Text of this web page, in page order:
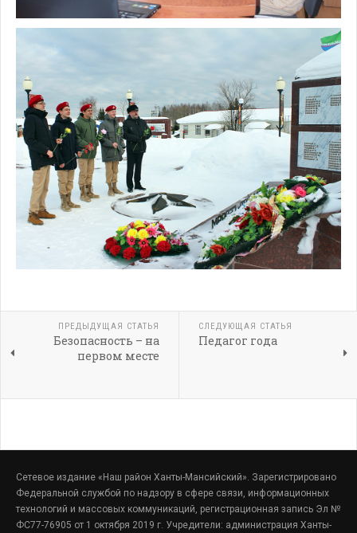
ПРЕДЫДУЩАЯ СТАТЬЯ
Безопасность – на
первом месте
СЛЕДУЮЩАЯ СТАТЬЯ
Педагог года
Сетевое издание «Наш район Ханты-Мансийский». Зарегистрировано
Федеральной службой по надзору в сфере связи, информационных
технологий и массовых коммуникаций, регистрационная запись Эл №
ФС77-76905 от 1 октября 2019 г. Учредители: администрация Ханты-